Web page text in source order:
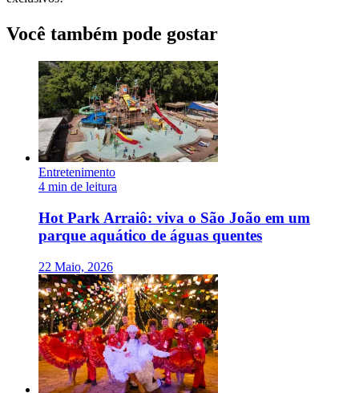
Você também pode gostar
Entretenimento
4 min de leitura
Hot Park Arraiô: viva o São João em um
parque aquático de águas quentes
22 Maio, 2026